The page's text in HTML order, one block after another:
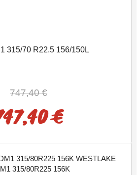
315/70 R22.5 156/150L
747,40 €
€